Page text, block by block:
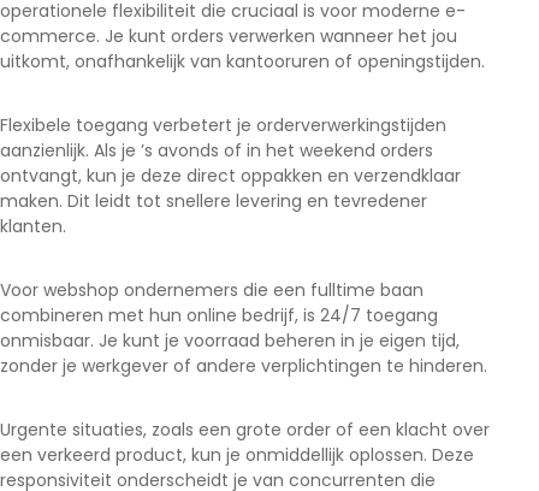
operationele flexibiliteit die cruciaal is voor moderne e-
commerce. Je kunt orders verwerken wanneer het jou
uitkomt, onafhankelijk van kantooruren of openingstijden.
Flexibele toegang verbetert je orderverwerkingstijden
aanzienlijk. Als je ’s avonds of in het weekend orders
ontvangt, kun je deze direct oppakken en verzendklaar
maken. Dit leidt tot snellere levering en tevredener
klanten.
Voor webshop ondernemers die een fulltime baan
combineren met hun online bedrijf, is 24/7 toegang
onmisbaar. Je kunt je voorraad beheren in je eigen tijd,
zonder je werkgever of andere verplichtingen te hinderen.
Urgente situaties, zoals een grote order of een klacht over
een verkeerd product, kun je onmiddellijk oplossen. Deze
responsiviteit onderscheidt je van concurrenten die